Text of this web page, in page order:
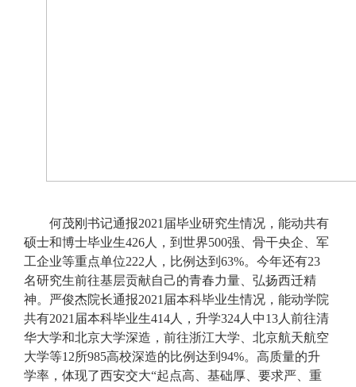
何茂刚书记通报2021届毕业研究生情况，能动共有
硕士和博士毕业生426人，到世界500强、骨干央企、军
工企业等重点单位222人，比例达到63%。今年还有23
名研究生前往基层贡献自己的青春力量、弘扬西迁精
神。严俊杰院长通报2021届本科毕业生情况，能动学院
共有2021届本科毕业生414人，升学324人中13人前往清
华大学和北京大学深造，前往浙江大学、北京航天航空
大学等12所985高校深造的比例达到94%。高质量的升
学率，体现了西安交大“起点高、基础厚、要求严、重